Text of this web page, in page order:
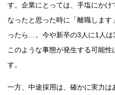
す。企業にとっては、手塩にか
なったと思った時に「離職しま
ったら…。今や新卒の3人に1人は
このような事態が発生する可能
す。
一方、中途採用は、確かに実力